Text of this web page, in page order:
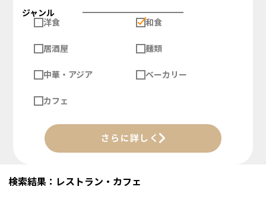
ジャンル
洋食
和食
居酒屋 麺類
中華・アジア ベーカリー
カフェ
さらに詳しく
検索結果：レストラン・カフェ